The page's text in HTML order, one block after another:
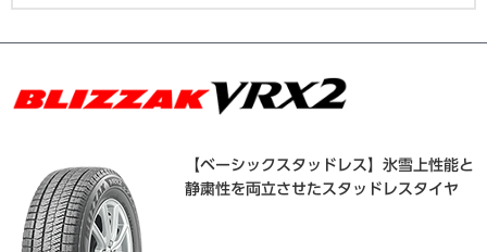
【ベーシックスタッドレス】氷雪上性能と
静粛性を両立させたスタッドレスタイヤ